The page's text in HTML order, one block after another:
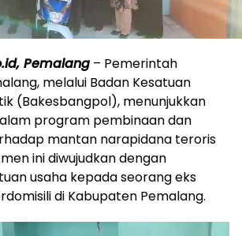
Pemalang – Pemerintah
melalui Badan Kesatuan
(Bakesbangpol), menunjukkan
program pembinaan dan
mantan narapidana teroris
ini diwujudkan dengan
usaha kepada seorang eks
di Kabupaten Pemalang.